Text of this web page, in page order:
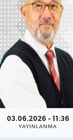
03.06.2026 - 11:36
YAYINLANMA